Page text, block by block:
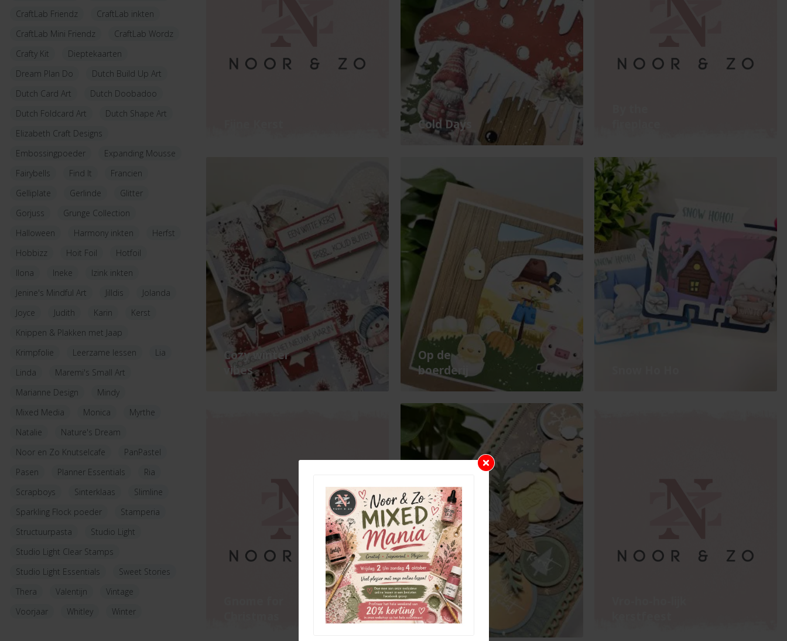
CraftLab Friendz
CraftLab inkten
CraftLab Mini Friendz
CraftLab Wordz
Crafty Kit
Dieptekaarten
Dream Plan Do
Dutch Build Up Art
Dutch Card Art
Dutch Doobadoo
Dutch Foldcard Art
Dutch Shape Art
Elizabeth Craft Designs
Embossingpoeder
Expanding Mousse
Fairybells
Find It
Francien
Gelliplate
Gerlinde
Glitter
Gorjuss
Grunge Collection
Halloween
Harmony inkten
Herfst
Hobbizz
Hoit Foil
Hotfoil
Ilona
Ineke
Izink inkten
Jenine's Mindful Art
Jilldis
Jolanda
Joyce
Judith Karin
Kerst
Knippen & Plakken met Jaap
Krimpfolie
Leerzame lessen
Lia
Linda
Maremi's Small Art
Marianne Design
Mindy
Mixed Media
Monica
Myrthe
Natalie
Nature's Dream
Noor en Zo Knutselcafe
PanPastel
Pasen
Planner Essentials
Ria
Scrapboys
Sinterklaas
Slimline
Sparkling Flock poeder
Stamperia
Structuurpasta
Studio Light
Studio Light Clear Stamps
Studio Light Essentials
Sweet Stories
Thera
Valentijn
Vintage
Voorjaar
Whitley Winter
Cold Days
Cozy winter
vibes
Op de
boerderij
Zalig
kerstfeest